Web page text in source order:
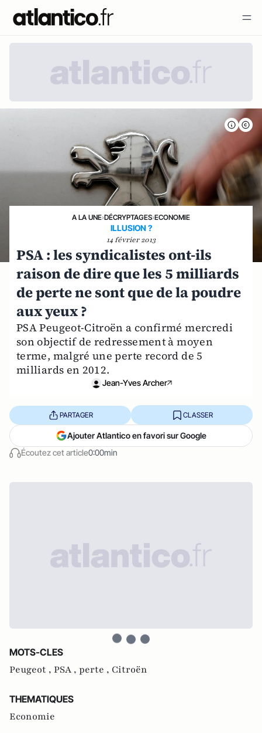
A LA UNE›DÉCRYPTAGES›ECONOMIE
ILLUSION ?
14 février 2013
PSA : les syndicalistes ont-ils
raison de dire que les 5 milliards
de perte ne sont que de la poudre
aux yeux ?
PSA Peugeot-Citroën a confirmé mercredi
son objectif de redressement à moyen
terme, malgré une perte record de 5
milliards en 2012.
Jean-Yves Archer
Écoutez cet article0:00min
PARTAGER CLASSER
Ajouter Atlantico en favori sur Google
MOTS-CLES
Peugeot , PSA , perte , Citroën
THEMATIQUES
Economie